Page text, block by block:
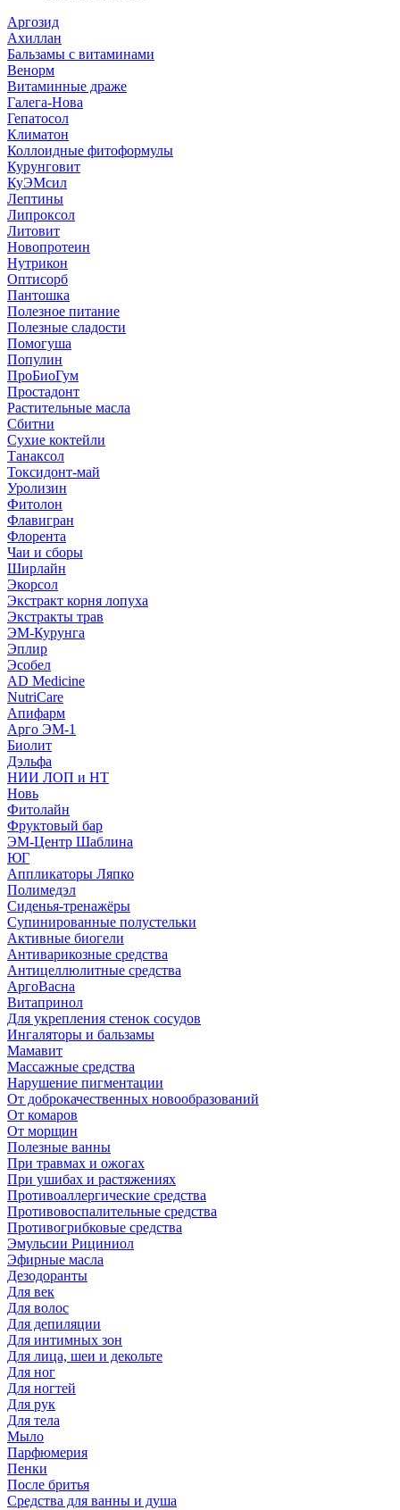
Аргозид
Ахиллан
Бальзамы с витаминами
Венорм
Витаминные драже
Галега-Нова
Гепатосол
Климатон
Коллоидные фитоформулы
Курунговит
КуЭМсил
Лептины
Липроксол
Литовит
Новопротеин
Нутрикон
Оптисорб
Пантошка
Полезное питание
Полезные сладости
Помогуша
Популин
ПроБиоГум
Простадонт
Растительные масла
Сбитни
Сухие коктейли
Танаксол
Токсидонт-май
Уролизин
Фитолон
Флавигран
Флорента
Чаи и сборы
Ширлайн
Экорсол
Экстракт корня лопуха
Экстракты трав
ЭМ-Курунга
Эплир
Эсобел
AD Medicine
NutriCare
Апифарм
Арго ЭМ-1
Биолит
Дэльфа
НИИ ЛОП и НТ
Новь
Фитолайн
Фруктовый бар
ЭМ-Центр Шаблина
ЮГ
Аппликаторы Ляпко
Полимедэл
Сиденья-тренажёры
Супинированные полустельки
Активные биогели
Антиварикозные средства
Антицеллюлитные средства
АргоВасна
Витапринол
Для укрепления стенок сосудов
Ингаляторы и бальзамы
Мамавит
Массажные средства
Нарушение пигментации
От доброкачественных новообразований
От комаров
От морщин
Полезные ванны
При травмах и ожогах
При ушибах и растяжениях
Противоаллергические средства
Противовоспалительные средства
Противогрибковые средства
Эмульсии Рициниол
Эфирные масла
Дезодоранты
Для век
Для волос
Для депиляции
Для интимных зон
Для лица, шеи и декольте
Для ног
Для ногтей
Для рук
Для тела
Мыло
Парфюмерия
Пенки
После бритья
Средства для ванны и душа